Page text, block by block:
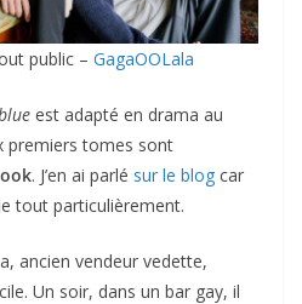
public – GagaOOLala
est adapté en drama au
premiers tomes sont
. J’en ai parlé sur le blog car
tout particulièrement.
ancien vendeur vedette,
Un soir, dans un bar gay, il